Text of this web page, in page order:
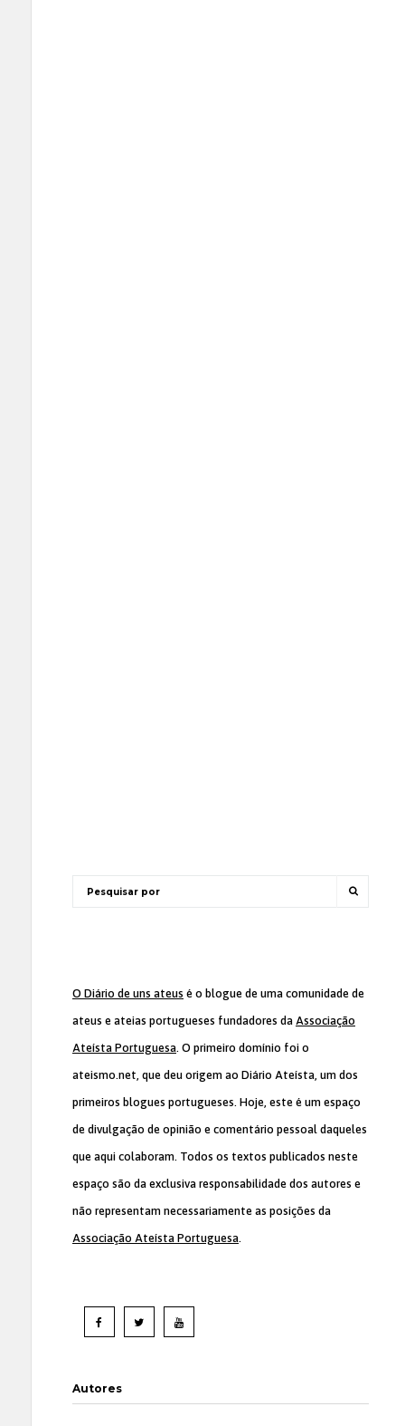
O Diário de uns ateus é o blogue de uma comunidade de
ateus e ateias portugueses fundadores da Associação
Ateísta Portuguesa. O primeiro domínio foi o
ateismo.net, que deu origem ao Diário Ateísta, um dos
primeiros blogues portugueses. Hoje, este é um espaço
de divulgação de opinião e comentário pessoal daqueles
que aqui colaboram. Todos os textos publicados neste
espaço são da exclusiva responsabilidade dos autores e
não representam necessariamente as posições da
Associação Ateísta Portuguesa.
Autores